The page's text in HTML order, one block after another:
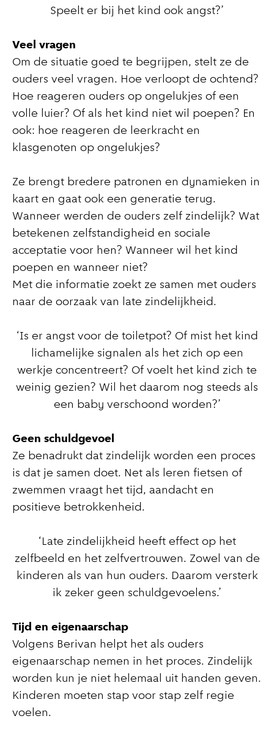
Speelt er bij het kind ook angst?’
Veel vragen
Om de situatie goed te begrijpen, stelt ze de
ouders veel vragen. Hoe verloopt de ochtend?
Hoe reageren ouders op ongelukjes of een
volle luier? Of als het kind niet wil poepen? En
ook: hoe reageren de leerkracht en
klasgenoten op ongelukjes?
Ze brengt bredere patronen en dynamieken in
kaart en gaat ook een generatie terug.
Wanneer werden de ouders zelf zindelijk? Wat
betekenen zelfstandigheid en sociale
acceptatie voor hen? Wanneer wil het kind
poepen en wanneer niet?
Met die informatie zoekt ze samen met ouders
naar de oorzaak van late zindelijkheid.
‘Is er angst voor de toiletpot? Of mist het kind
lichamelijke signalen als het zich op een
werkje concentreert? Of voelt het kind zich te
weinig gezien? Wil het daarom nog steeds als
een baby verschoond worden?’
Geen schuldgevoel
Ze benadrukt dat zindelijk worden een proces
is dat je samen doet. Net als leren fietsen of
zwemmen vraagt het tijd, aandacht en
positieve betrokkenheid.
‘Late zindelijkheid heeft effect op het
zelfbeeld en het zelfvertrouwen. Zowel van de
kinderen als van hun ouders. Daarom versterk
ik zeker geen schuldgevoelens.’
Tijd en eigenaarschap
Volgens Berivan helpt het als ouders
eigenaarschap nemen in het proces. Zindelijk
worden kun je niet helemaal uit handen geven.
Kinderen moeten stap voor stap zelf regie
voelen.